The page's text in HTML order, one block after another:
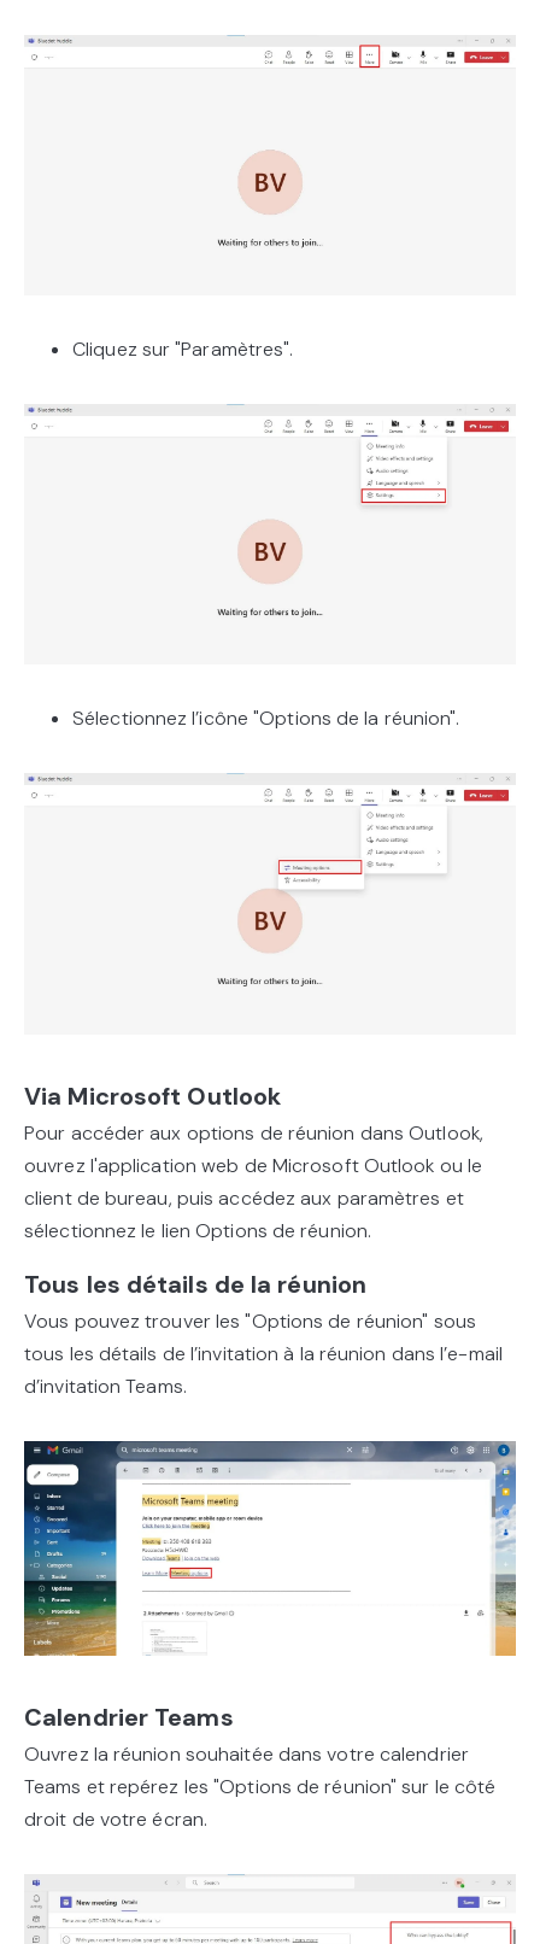
Cliquez sur "Paramètres".
Sélectionnez l’icône "Options de la réunion".
Via Microsoft Outlook
Pour accéder aux options de réunion dans Outlook,
ouvrez l'application web de Microsoft Outlook ou le
client de bureau, puis accédez aux paramètres et
sélectionnez le lien Options de réunion.
Tous les détails de la réunion
Vous pouvez trouver les "Options de réunion" sous
tous les détails de l’invitation à la réunion dans l’e-mail
d’invitation Teams.
Calendrier Teams
Ouvrez la réunion souhaitée dans votre calendrier
Teams et repérez les "Options de réunion" sur le côté
droit de votre écran.